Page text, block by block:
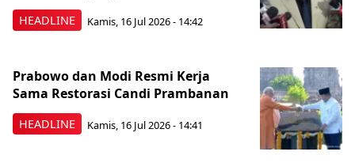
HEADLINE Kamis, 16 Jul 2026 - 14:42
HEADLINE
Prabowo dan Modi Resmi Kerja
Sama Restorasi Candi Prambanan
Kamis, 16 Jul 2026 - 14:41